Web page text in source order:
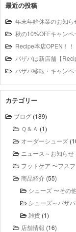
最近の投稿
年末年始休業のお知ら
秋の10%OFFキャンペ
Recipe本店OPEN！！
パザパは新店舗【
パザパ移転・キャン
カテゴリー
ブログ (189)
Ｑ＆Ａ (1)
オーダーシューズ
ニュース～お知らせ
フットケア 〜フス
商品紹介 (55)
シューズ 〜その
シューズ～パザ
雑貨 (1)
店舗情報 (16)